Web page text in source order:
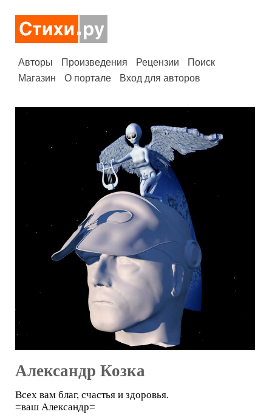
Авторы Произведения Рецензии
Поиск
Магазин
О портале Вход для авторов
Александр Козка
Всех вам благ, счастья и здоровья.
=ваш Александр=